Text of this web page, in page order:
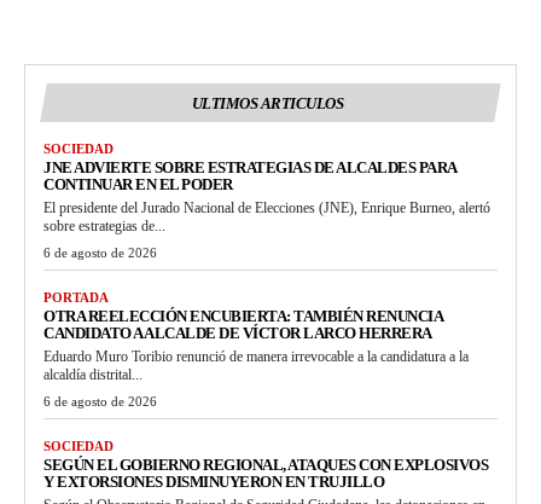
ULTIMOS ARTICULOS
SOCIEDAD
JNE ADVIERTE SOBRE ESTRATEGIAS DE ALCALDES PARA
CONTINUAR EN EL PODER
El presidente del Jurado Nacional de Elecciones (JNE), Enrique Burneo, alertó
sobre estrategias de...
6 de agosto de 2026
PORTADA
OTRA REELECCIÓN ENCUBIERTA: TAMBIÉN RENUNCIA
CANDIDATO A ALCALDE DE VÍCTOR LARCO HERRERA
Eduardo Muro Toribio renunció de manera irrevocable a la candidatura a la
alcaldía distrital...
6 de agosto de 2026
SOCIEDAD
SEGÚN EL GOBIERNO REGIONAL, ATAQUES CON EXPLOSIVOS
Y EXTORSIONES DISMINUYERON EN TRUJILLO